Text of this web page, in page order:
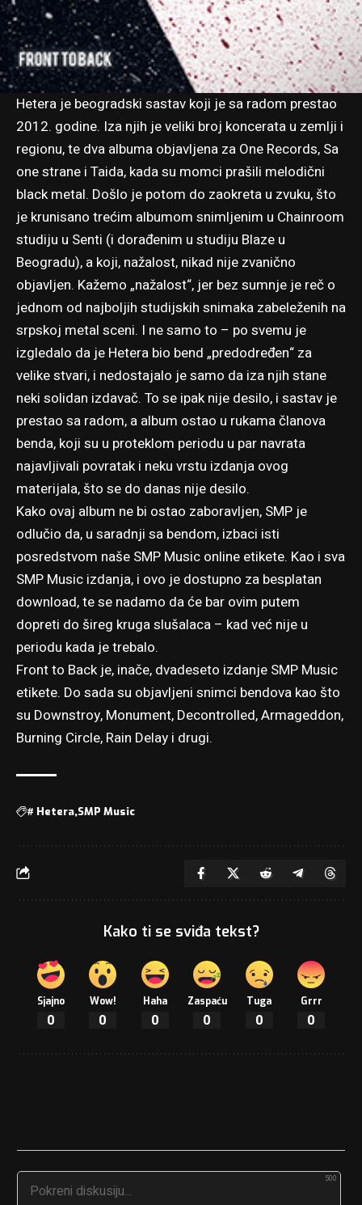
Hetera je beogradski sastav koji je sa radom prestao
2012. godine. Iza njih je veliki broj koncerata u zemlji i
regionu, te dva albuma objavljena za One Records, Sa
one strane i Taida, kada su momci prašili melodični
black metal. Došlo je potom do zaokreta u zvuku, što
je krunisano trećim albumom snimljenim u Chainroom
studiju u Senti (i dorađenim u studiju Blaze u
Beogradu), a koji, nažalost, nikad nije zvanično
objavljen. Kažemo „nažalost“, jer bez sumnje je reč o
jednom od najboljih studijskih snimaka zabeleženih na
srpskoj metal sceni. I ne samo to – po svemu je
izgledalo da je Hetera bio bend „predodređen“ za
velike stvari, i nedostajalo je samo da iza njih stane
neki solidan izdavač. To se ipak nije desilo, i sastav je
prestao sa radom, a album ostao u rukama članova
benda, koji su u proteklom periodu u par navrata
najavljivali povratak i neku vrstu izdanja ovog
materijala, što se do danas nije desilo.
Kako ovaj album ne bi ostao zaboravljen, SMP je
odlučio da, u saradnji sa bendom, izbaci isti
posredstvom naše SMP Music online etikete. Kao i sva
SMP Music izdanja, i ovo je dostupno za besplatan
download, te se nadamo da će bar ovim putem
dopreti do šireg kruga slušalaca – kad već nije u
periodu kada je trebalo.
Front to Back je, inače, dvadeseto izdanje SMP Music
etikete. Do sada su objavljeni snimci bendova kao što
su Downstroy, Monument, Decontrolled, Armageddon,
Burning Circle, Rain Delay i drugi.
# Hetera SMP Music
Kako ti se sviđa tekst?
Sjajno
0
Wow!
0
Haha
0
Zaspaću
0
Tuga
0
Grrr
0
500